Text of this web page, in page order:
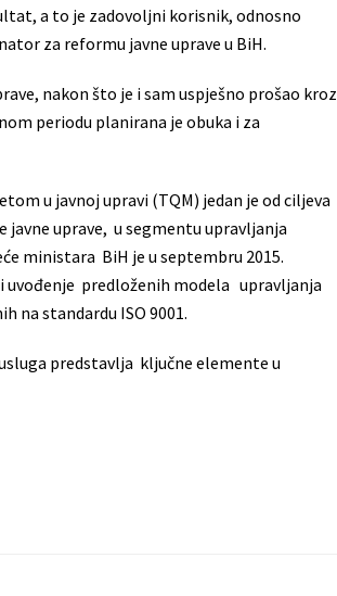
a to je zadovoljni korisnik, odnosno
za reformu javne uprave u BiH.
nakon što je i sam uspješno prošao kroz
periodu planirana je obuka i za
u javnoj upravi (TQM) jedan je od ciljeva
javne uprave, u segmentu upravljanja
ministara BiH je u septembru 2015.
predloženih modela upravljanja
na standardu ISO 9001.
predstavlja ključne elemente u